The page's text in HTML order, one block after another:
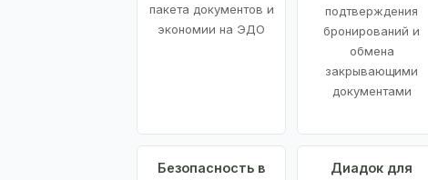
пакета документов и
экономии на ЭДО
подтверждения
бронирований и
обмена
закрывающими
документами
Безопасность в
Диадок для